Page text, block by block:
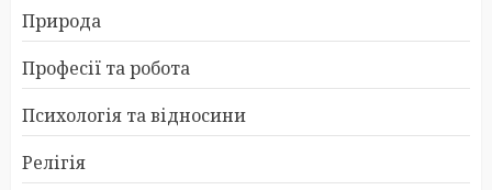
Природа
Професії та робота
Психологія та відносини
Релігія